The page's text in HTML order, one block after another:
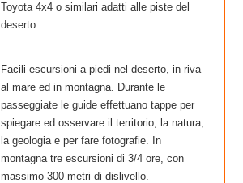
Toyota 4x4 o similari adatti alle piste del
deserto
Facili escursioni a piedi nel deserto, in riva
al mare ed in montagna. Durante le
passeggiate le guide effettuano tappe per
spiegare ed osservare il territorio, la natura,
la geologia e per fare fotografie. In
montagna tre escursioni di 3/4 ore, con
massimo 300 metri di dislivello.